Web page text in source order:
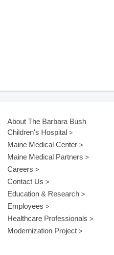
About The Barbara Bush
Children's Hospital
Maine Medical Center
Maine Medical Partners
Careers
Contact Us
Education & Research
Employees
Healthcare Professionals
Modernization Project